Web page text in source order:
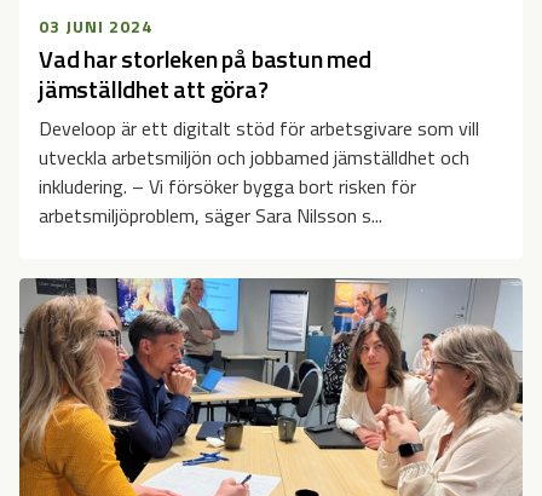
Vad har storleken på bastun med
jämställdhet att göra?
03 JUNI 2024
Develoop är ett digitalt stöd för arbetsgivare som vill
utveckla arbetsmiljön och jobbamed jämställdhet och
inkludering. – Vi försöker bygga bort risken för
arbetsmiljöproblem, säger Sara Nilsson s...